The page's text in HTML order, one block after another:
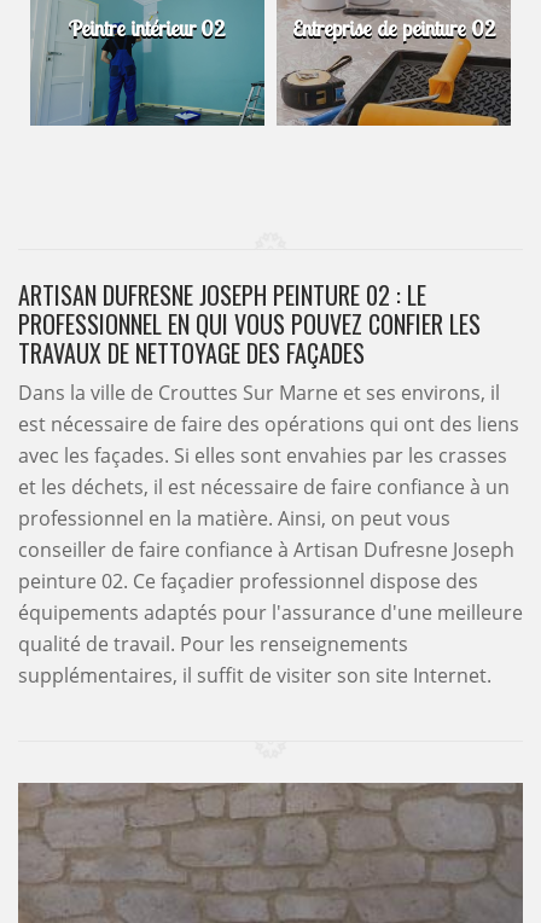
Peintre intérieur 02 Entreprise de peinture 02
ARTISAN DUFRESNE JOSEPH PEINTURE 02 : LE
PROFESSIONNEL EN QUI VOUS POUVEZ CONFIER LES
TRAVAUX DE NETTOYAGE DES FAÇADES
Dans la ville de Crouttes Sur Marne et ses environs, il
est nécessaire de faire des opérations qui ont des liens
avec les façades. Si elles sont envahies par les crasses
et les déchets, il est nécessaire de faire confiance à un
professionnel en la matière. Ainsi, on peut vous
conseiller de faire confiance à Artisan Dufresne Joseph
peinture 02. Ce façadier professionnel dispose des
équipements adaptés pour l'assurance d'une meilleure
qualité de travail. Pour les renseignements
supplémentaires, il suffit de visiter son site Internet.